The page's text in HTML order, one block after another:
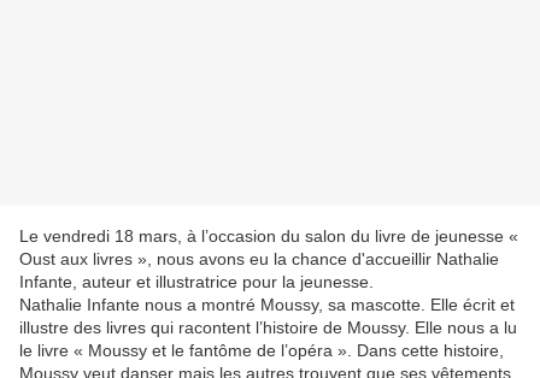
Le vendredi 18 mars, à l’occasion du salon du livre de jeunesse «
Oust aux livres », nous avons eu la chance d'accueillir Nathalie
Infante, auteur et illustratrice pour la jeunesse.
Nathalie Infante nous a montré Moussy, sa mascotte. Elle écrit et
illustre des livres qui racontent l’histoire de Moussy. Elle nous a lu
le livre « Moussy et le fantôme de l’opéra ». Dans cette histoire,
Moussy veut danser mais les autres trouvent que ses vêtements